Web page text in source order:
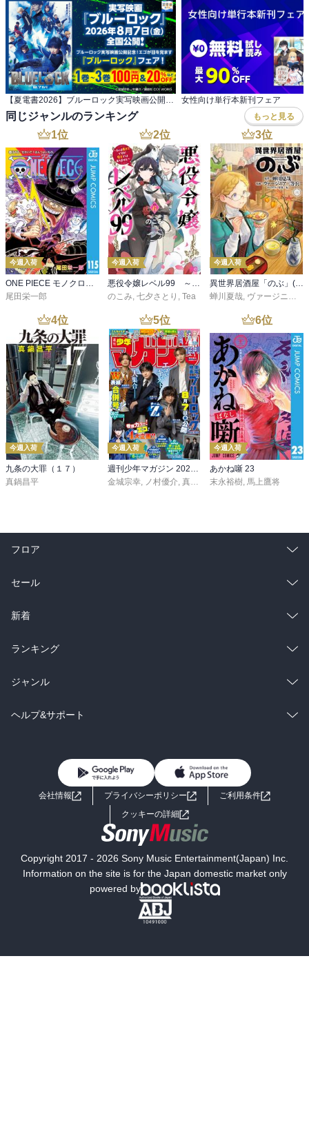
女性向け単行本新刊フェア
同じジャンルのランキング もっと見る
1位
今週入荷
ONE PIECE モノクロ版 115
尾田栄一郎
2位
今週入荷
悪役令嬢レベル99 ～私は裏ボスですが魔王ではありません～ その６
のこみ, 七夕さとり , Tea
3位
今週入荷
異世界居酒屋「のぶ」(22)
蝉川夏哉, ヴァージニア二等兵
4位
今週入荷
九条の大罪（１７）
真鍋昌平
5位
今週入荷
週刊少年マガジン 2026年36・37号[2026年8月5日発売]
金城宗幸, ノ村優介, 真島ヒロ ,宮島礼吏,新川直司
6位
今週入荷
あかね噺 23
末永裕樹, 馬上鷹将
フロア
総合
ラノベ
雑誌・グラビア
BL・TL
セール
総合
ラノベ
雑誌・グラビア
BL・TL
新着
総合
ラノベ
雑誌・グラビア
ランキング
総合
ラノベ
ジャンル
コミック
ライトノベル 男子向けラノベ
小説
海外小説
ミステリー SF
文学
ヘルプ&サポート
よくあるご質問 お問い合わせ
会社情報 プライバシーポリシー
ご利用条件
クッキーの詳細
Copyright 2017 - 2026 Sony Music Entertainment(Japan) Inc.
Information on the site is for the Japan domestic market only
powered by